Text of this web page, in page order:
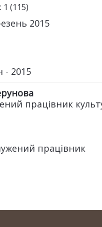
1 (115)
2015
- 2015
працівник
працівник